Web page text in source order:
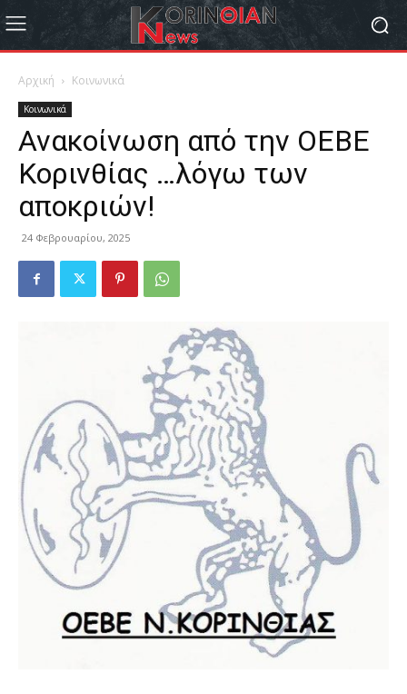
Αρχική Κοινωνικά
Κοινωνικά
Ανακοίνωση από την ΟΕΒΕ
Κορινθίας …λόγω των
αποκριών!
24 Φεβρουαρίου, 2025